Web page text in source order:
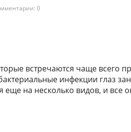
0
встречаются чаще всего
инфекции глаз
еще на несколько видов, и все